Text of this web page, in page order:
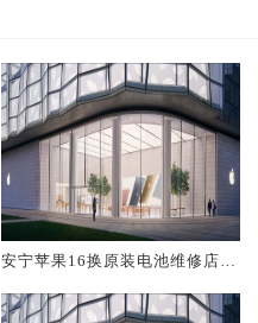
安宁苹果16换原装电池维修店大